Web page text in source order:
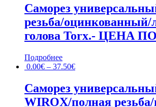
Саморез
резьба/оцинкованный/
голова Torx.- ЦЕНА
Подробнее
0.00€ – 37.50€
Саморез
WIROX/полная